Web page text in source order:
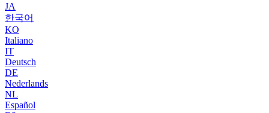
JA
한국어
KO
Italiano
IT
Deutsch
DE
Nederlands
NL
Español